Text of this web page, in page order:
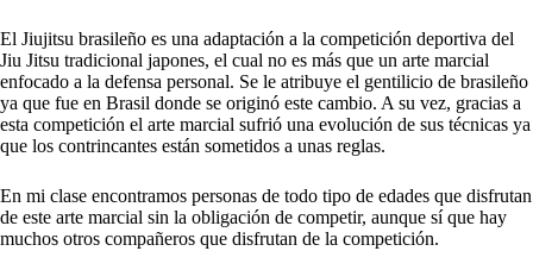
El Jiujitsu brasileño es una adaptación a la competición deportiva del
Jiu Jitsu tradicional japones, el cual no es más que un arte marcial
enfocado a la defensa personal. Se le atribuye el gentilicio de brasileño
ya que fue en Brasil donde se originó este cambio. A su vez, gracias a
esta competición el arte marcial sufrió una evolución de sus técnicas ya
que los contrincantes están sometidos a unas reglas.
En mi clase encontramos personas de todo tipo de edades que disfrutan
de este arte marcial sin la obligación de competir, aunque sí que hay
muchos otros compañeros que disfrutan de la competición.